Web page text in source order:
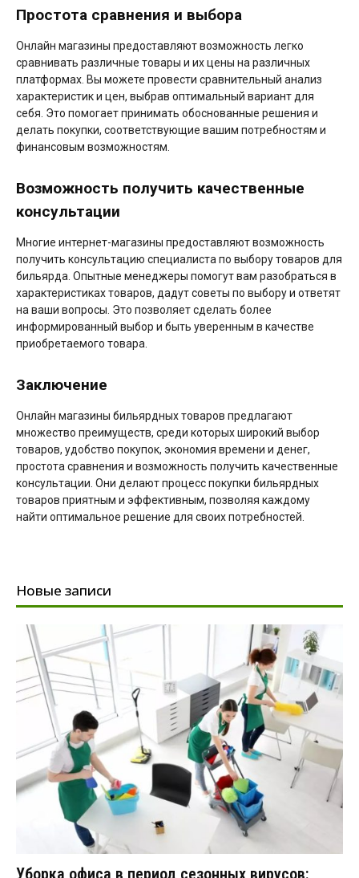
Простота сравнения и выбора
Онлайн магазины предоставляют возможность легко
сравнивать различные товары и их цены на различных
платформах. Вы можете провести сравнительный анализ
характеристик и цен, выбрав оптимальный вариант для
себя. Это помогает принимать обоснованные решения и
делать покупки, соответствующие вашим потребностям и
финансовым возможностям.
Возможность получить качественные
консультации
Многие интернет-магазины предоставляют возможность
получить консультацию специалиста по выбору товаров для
бильярда. Опытные менеджеры помогут вам разобраться в
характеристиках товаров, дадут советы по выбору и ответят
на ваши вопросы. Это позволяет сделать более
информированный выбор и быть уверенным в качестве
приобретаемого товара.
Заключение
Онлайн магазины бильярдных товаров предлагают
множество преимуществ, среди которых широкий выбор
товаров, удобство покупок, экономия времени и денег,
простота сравнения и возможность получить качественные
консультации. Они делают процесс покупки бильярдных
товаров приятным и эффективным, позволяя каждому
найти оптимальное решение для своих потребностей.
Новые записи
Уборка офиса в период сезонных вирусов: